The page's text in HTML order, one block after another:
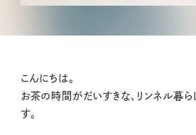
こんにちは。
お茶の時間がだいすきな、リンネル暮
す。